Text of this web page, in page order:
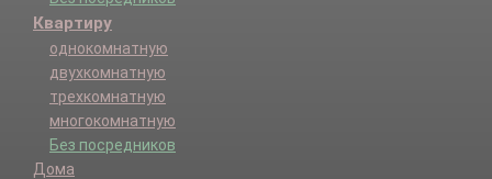
Квартиру
однокомнатную
двухкомнатную
трехкомнатную
многокомнатную
Без посредников
Дома